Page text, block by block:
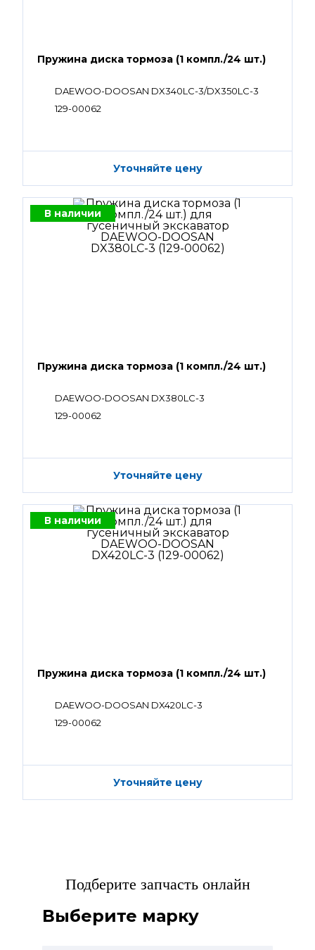
Пружина диска тормоза (1 компл./24 шт.)
DAEWOO-DOOSAN DX340LC-3/DX350LC-3
129-00062
Уточняйте цену
В наличии
Пружина диска тормоза (1 компл./24 шт.)
DAEWOO-DOOSAN DX380LC-3
129-00062
Уточняйте цену
В наличии
Пружина диска тормоза (1 компл./24 шт.)
DAEWOO-DOOSAN DX420LC-3
129-00062
Уточняйте цену
Подберите запчасть онлайн
Выберите марку